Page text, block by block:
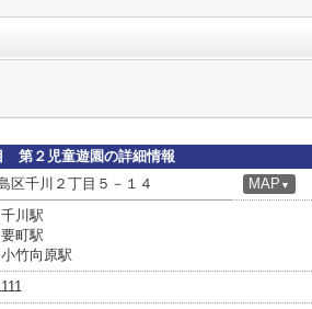
第２児童遊園の詳細情報
区千川２丁目５－１４ MAP ▼
川駅
町駅
竹向原駅